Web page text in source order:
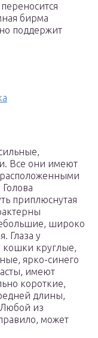
бирма
поддержит
Все они имеют
приплюснутая
широко
Глаза у
кошки круглые,
ярко-синего
имеют
короткие,
длины,
из
может